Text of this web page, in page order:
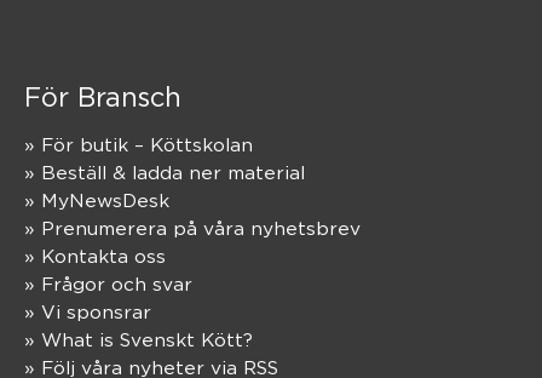
För Bransch
» För butik – Köttskolan
» Beställ & ladda ner material
» MyNewsDesk
» Prenumerera på våra nyhetsbrev
» Kontakta oss
» Frågor och svar
» Vi sponsrar
» What is Svenskt Kött?
» Följ våra nyheter via RSS